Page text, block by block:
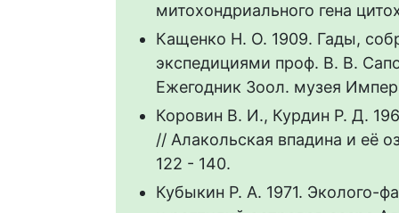
митохондриального гена
Кащенко Н. О. 1909. Гады,
экспедициями проф. В. В.
Ежегодник Зоол. музея
Коровин В. И., Курдин Р. Д.
// Алакольская впадина и её
122 - 140.
Кубыкин Р. А. 1971. Эколого-